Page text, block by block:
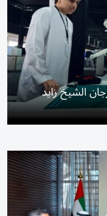
الشيخ زايد